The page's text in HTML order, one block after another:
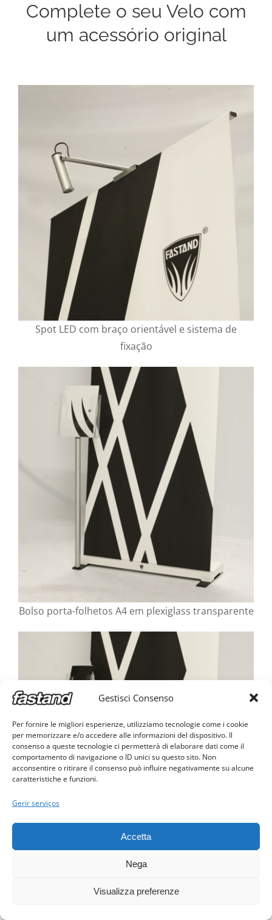
Gestisci Consenso
Per fornire le migliori esperienze, utilizziamo tecnologie come i cookie
per memorizzare e/o accedere alle informazioni del dispositivo. Il
consenso a queste tecnologie ci permetterà di elaborare dati come il
comportamento di navigazione o ID unici su questo sito. Non
acconsentire o ritirare il consenso può influire negativamente su alcune
caratteristiche e funzioni.
Gerir serviços
Accetta
Nega
Visualizza preferenze
Complete o seu Velo com
um acessório original
Spot LED com braço orientável e sistema de
fixação
Bolso porta-folhetos A4 em plexiglass transparente